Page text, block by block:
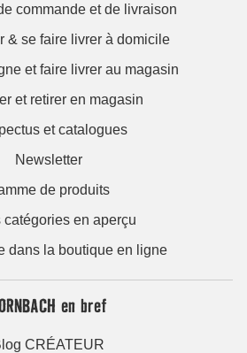
commande et de livraison
& se faire livrer à domicile
et faire livrer au magasin
et retirer en magasin
et catalogues
Newsletter
de produits
catégories en aperçu
dans la boutique en ligne
en bref
CRÉATEUR